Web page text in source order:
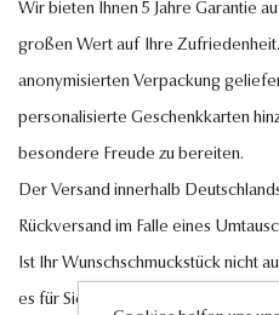
Wir bieten Ihnen 5 Jahre Garantie
großen Wert auf Ihre
anonymisierten Verpackung
personalisierte Geschenkkarten
besondere Freude zu bereiten.
Der Versand innerhalb
Rückversand im Falle eines
Ist Ihr Wunschschmuckstück nicht
es für Sie anfertigen lassen. Eine